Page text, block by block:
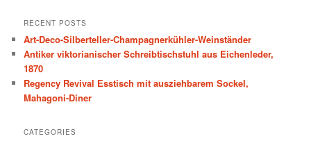
r
h
RECENT POSTS
Art-Deco-Silberteller-Champagnerkühler-Weinständer
Antiker viktorianischer Schreibtischstuhl aus Eichenleder,
1870
Regency Revival Esstisch mit ausziehbarem Sockel,
Mahagoni-Diner
CATEGORIES